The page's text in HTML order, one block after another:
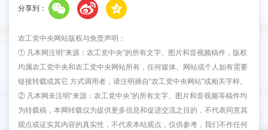
分享到：
农工党中央网站版权与免责声明：
① 凡本网注明“来源：农工党中央”的所有文字、图片和音视频稿件，版权
均属农工党中央和农工党中央网站所有，任何媒体、网站或个人如有需要
链接转载或其它 方式调用者，请注明摘自“农工党中央网站”或相关字样。
② 凡本网未注明“来源：农工党中央”的所有文字、图片和音视频等稿件均
为转载稿，本网转载仅为提供更多信息和促进交流之目的，不代表同意其
观点或证实其内容的真实性，不代表本站观点，仅供参考，我们不作任何